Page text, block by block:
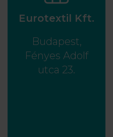
Eurotextil Kft.
Budapest,
Fényes Adolf
utca 23.